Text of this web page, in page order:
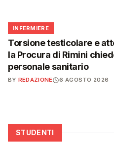
🩺
INFERMIERE
Torsione testicolare e
la Procura di Rimini
personale sanitario
BY REDAZIONE 6 AGOSTO 2026
STUDENTI